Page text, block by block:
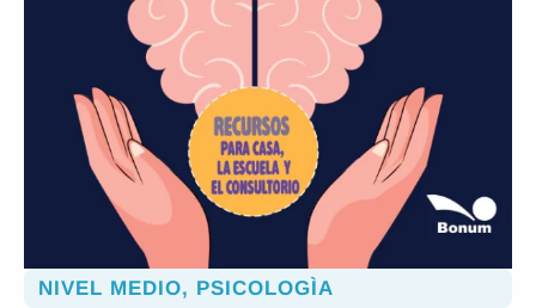
NIVEL MEDIO, PSICOLOGÌA